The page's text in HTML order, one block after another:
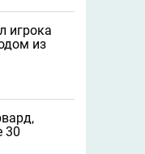
игрока
из
30